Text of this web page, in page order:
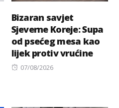
Bizaran savjet
Sjeverne Koreje: Supa
od psećeg mesa kao
lijek protiv vrućine
Posted
07/08/2026